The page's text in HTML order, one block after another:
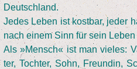
Deutschland.
Jedes Leben ist kost­bar, jeder
nach einem Sinn für sein
Als »Mensch« ist man vie­les:
ter, Toch­ter, Sohn, Freun­din,